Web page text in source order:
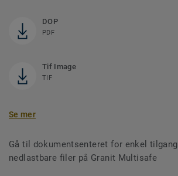
DOP
PDF
Tif Image
TIF
Se mer
Gå til dokumentsenteret for enkel
nedlastbare filer på Granit Multisafe